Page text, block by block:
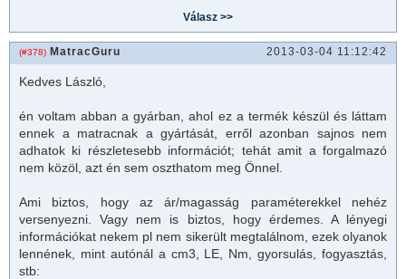
(#378) MatracGuru 2013-03-04 11:12:42
Kedves László,
én voltam abban a gyárban, ahol ez a termék készül és láttam
ennek a matracnak a gyártását, erről azonban sajnos nem
adhatok ki részletesebb információt; tehát amit a forgalmazó
nem közöl, azt én sem oszthatom meg Önnel.
Ami biztos, hogy az ár/magasság paraméterekkel nehéz
versenyezni. Vagy nem is biztos, hogy érdemes. A lényegi
információkat nekem pl nem sikerült megtalálnom, ezek olyanok
lennének, mint autónál a cm3, LE, Nm, gyorsulás, fogyasztás,
stb: